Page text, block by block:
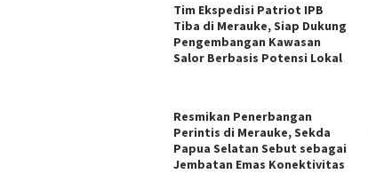
Tim Ekspedisi Patriot IPB
Tiba di Merauke, Siap Dukung
Pengembangan Kawasan
Salor Berbasis Potensi Lokal
Resmikan Penerbangan
Perintis di Merauke, Sekda
Papua Selatan Sebut sebagai
Jembatan Emas Konektivitas